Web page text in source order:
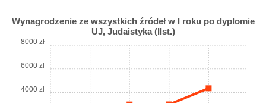
Wynagrodzenie ze wszystkich źródeł w I roku po dyplomie
UJ, Judaistyka (IIst.)
4000 zł
6000 zł
8000 zł